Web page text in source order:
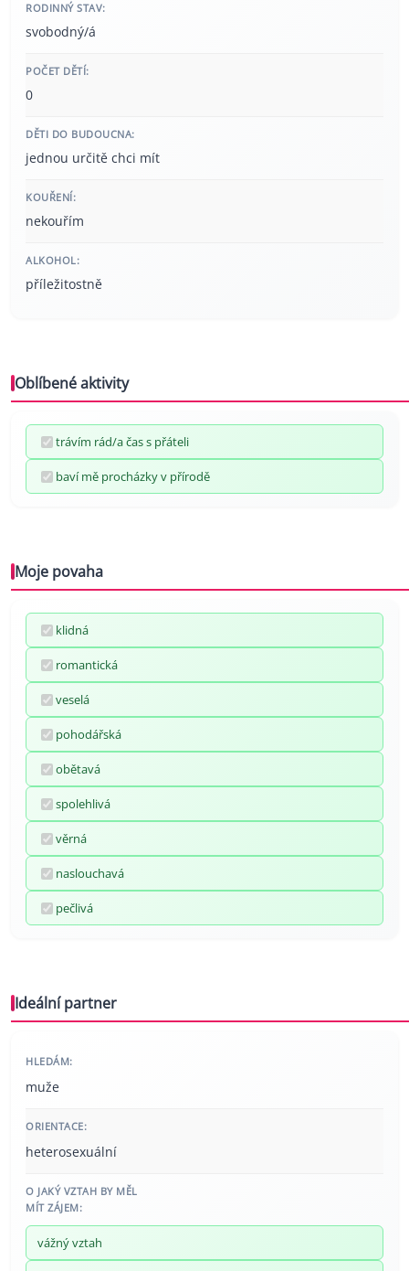
RODINNÝ STAV:
svobodný/á
POČET DĚTÍ:
0
DĚTI DO BUDOUCNA:
jednou určitě chci mít
KOUŘENÍ:
nekouřím
ALKOHOL:
příležitostně
Oblíbené aktivity
trávím rád/a čas s přáteli
baví mě procházky v přírodě
Moje povaha
klidná
romantická
veselá
pohodářská
obětavá
spolehlivá
věrná
naslouchavá
pečlivá
Ideální partner
HLEDÁM:
muže
ORIENTACE:
heterosexuální
O JAKÝ VZTAH BY MĚL
MÍT ZÁJEM:
vážný vztah